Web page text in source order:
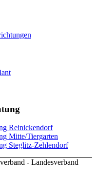
Reinickendorf
Mitte/Tiergarten
Steglitz-Zehlendorf
- Landesverband